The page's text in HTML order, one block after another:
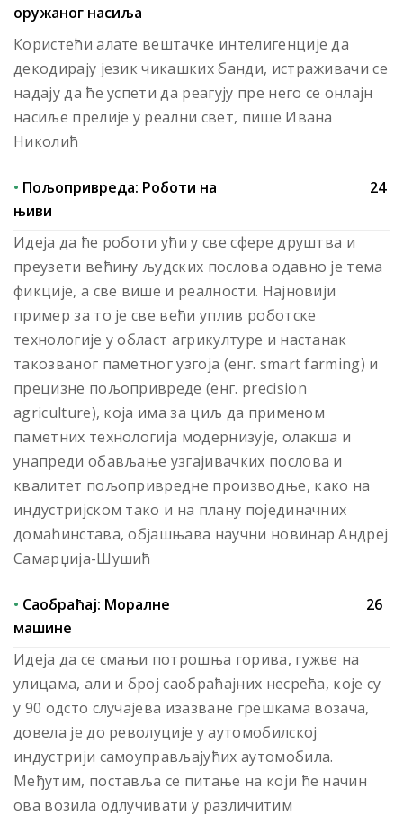
оружаног насиља
Користећи алате вештачке интелигенције да
декодирају језик чикашких банди, истраживачи се
надају да ће успети да реагују пре него се онлајн
насиље прелије у реални свет, пише Ивана
Николић
• Пољопривреда: Роботи на
њиви
24
Идеја да ће роботи ући у све сфере друштва и
преузети већину људских послова одавно је тема
фикције, а све више и реалности. Најновији
пример за то је све већи уплив роботске
технологије у област агрикултуре и настанак
такозваног паметног узгоја (енг. smart farming) и
прецизне пољопривреде (енг. precision
agriculture), која има за циљ да применом
паметних технологија модернизује, олакша и
унапреди обављање узгајивачких послова и
квалитет пољопривредне производње, како на
индустријском тако и на плану појединачних
домаћинстава, објашњава научни новинар Андреј
Самарџија-Шушић
• Саобраћај: Моралне
машине
26
Идеја да се смањи потрошња горива, гужве на
улицама, али и број саобраћајних несрећа, које су
у 90 одсто случајева изазване грешкама возача,
довела је до револуције у аутомобилској
индустрији самоуправљајућих аутомобила.
Међутим, поставља се питање на који ће начин
ова возила одлучивати у различитим